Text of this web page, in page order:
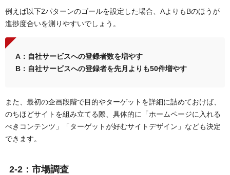
例えば以下2パターンのゴールを設定した場合、AよりもBのほうが
進捗度合いを測りやすいでしょう。
A：自社サービスへの登録者数を増やす
B：自社サービスへの登録者を先月よりも50件増やす
また、最初の企画段階で目的やターゲットを詳細に詰めておけば、
のちほどサイトを組み立てる際、具体的に「ホームページに入れる
べきコンテンツ」「ターゲットが好むサイトデザイン」なども決定
できます。
2-2：市場調査